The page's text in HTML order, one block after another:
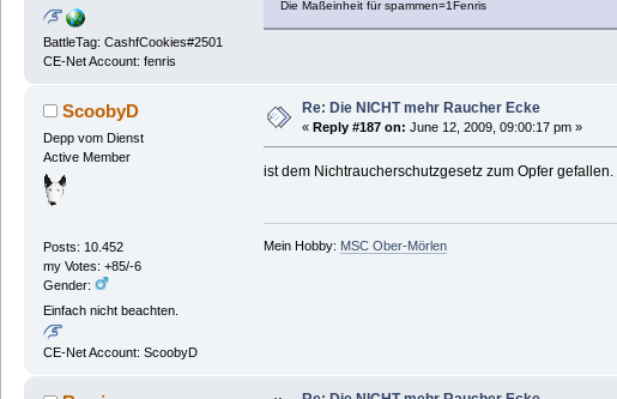
BattleTag: CashfCookies#2501
CE-Net Account: fenris
Die Maßeinheit für spammen=1Fenris
ScoobyD
Depp vom Dienst
Active Member
Posts: 10.452
my Votes: +85/-6
Gender:
Einfach nicht beachten.
CE-Net Account: ScoobyD
Re: Die NICHT mehr Raucher Ecke
« Reply #187 on: June 12, 2009, 09:00:17 pm »
ist dem Nichtraucherschutzgesetz zum Opfer gefallen.
Mein Hobby: MSC Ober-Mörlen